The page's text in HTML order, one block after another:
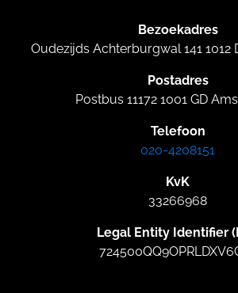
Bezoekadres
Oudezijds Achterburgwal 141 1012
Postadres
Postbus 11172 1001 GD
Telefoon
020-4208151
KvK
33266968
Legal Entity Identifier